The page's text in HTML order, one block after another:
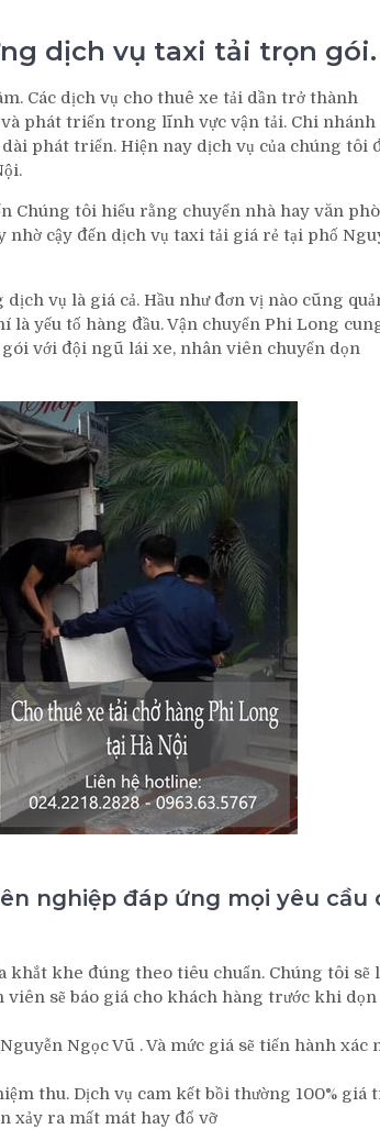
dịch vụ taxi tải trọn gói.
Các dịch vụ cho thuê xe tải dần trở thành
phát triển trong lĩnh vực vận tải. Chi
phát triển. Hiện nay dịch vụ của chúng tôi
Chúng tôi hiểu rằng chuyển nhà hay văn
nhờ cậy đến dịch vụ taxi tải giá rẻ tại phố
vụ là giá cả. Hầu như đơn vị nào cũng
yếu tố hàng đầu. Vận chuyển Phi Long
với đội ngũ lái xe, nhân viên chuyển dọn
nghiệp đáp ứng mọi yêu cầu
khe đúng theo tiêu chuẩn. Chúng tôi sẽ
sẽ báo giá cho khách hàng trước khi dọn
Ngọc Vũ . Và mức giá sẽ tiến hành xác
thu. Dịch vụ cam kết bồi thường 100% giá
xảy ra mất mát hay đổ vỡ